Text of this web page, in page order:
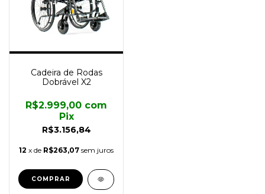
Cadeira de Rodas
Dobrável X2
R$3.156,84
R$2.999,00 com
Pix
12 x de R$263,07 sem juros
COMPRAR